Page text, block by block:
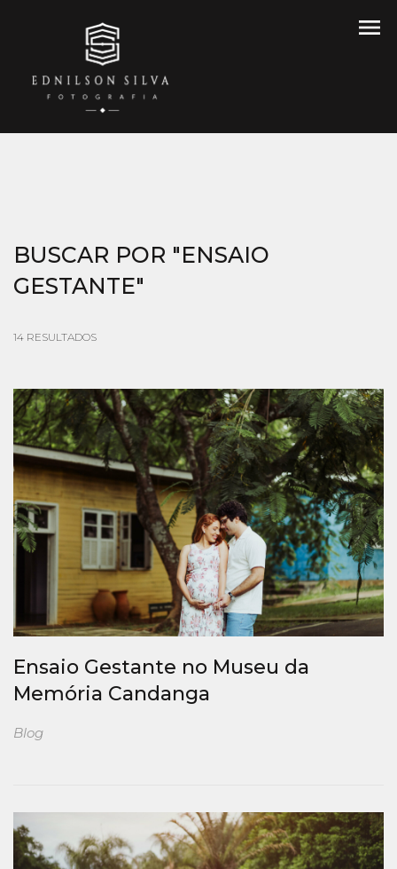
menu
BUSCAR POR "ENSAIO
GESTANTE"
14 RESULTADOS
Ensaio Gestante no Museu da
Memória Candanga
Blog